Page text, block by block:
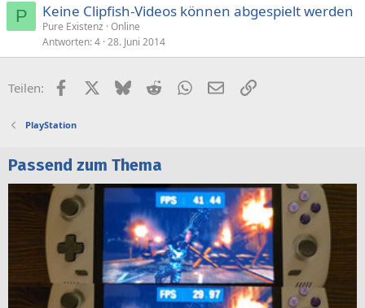
P Keine Clipfish-Videos können abgespielt werden
Pure Existenz Online
Antworten 4 28. Juni 2014
Teilen: FacebookX (Twitter)
BlueskyRedditWhatsApp
E-MailLink
PlayStation
Passend zum Thema